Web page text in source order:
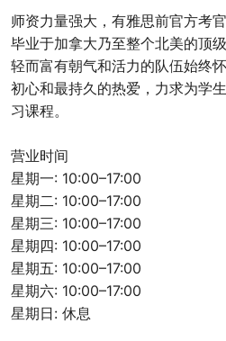
师资力量强大，有雅思前官方考
毕业于加拿大乃至整个北美的顶
轻而富有朝气和活力的队伍始终
初心和最持久的热爱，力求为学
习课程。
营业时间
星期一: 10:00–17:00
星期二: 10:00–17:00
星期三: 10:00–17:00
星期四: 10:00–17:00
星期五: 10:00–17:00
星期六: 10:00–17:00
星期日: 休息